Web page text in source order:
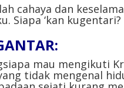
cahaya dan
Siapa ‘kan kugentari?
mau mengikuti
tidak mengenal